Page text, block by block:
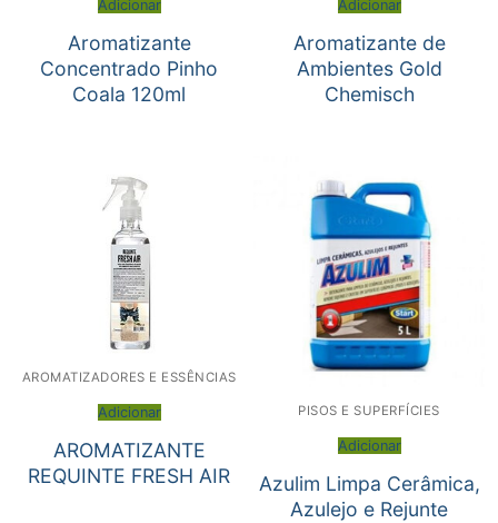
Adicionar
Aromatizante
Concentrado Pinho
Coala 120ml
Adicionar
Aromatizante de
Ambientes Gold
Chemisch
AROMATIZADORES E ESSÊNCIAS
Adicionar
AROMATIZANTE
REQUINTE FRESH AIR
PISOS E SUPERFÍCIES
Adicionar
Azulim Limpa Cerâmica,
Azulejo e Rejunte